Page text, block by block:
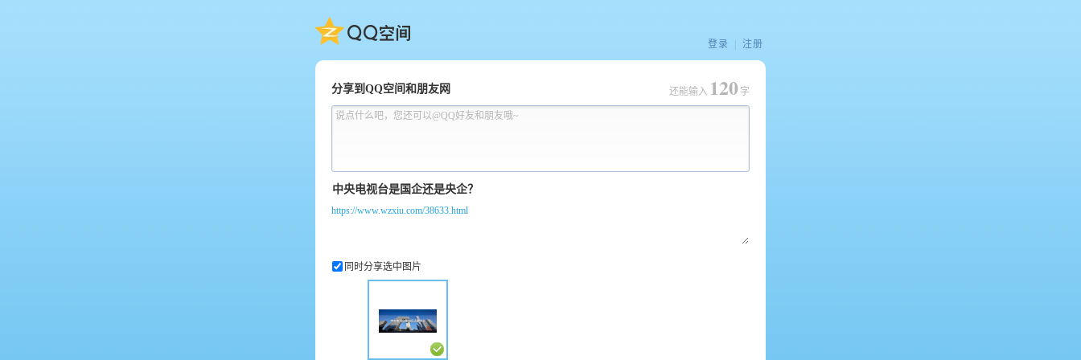
QQ空间
登录 注册
分享到QQ空间和朋友网
说点什么吧，您还可以@QQ好友和朋友哦~
还能输入 120 字
https://www.wzxiu.com/38633.html
同时分享选中图片